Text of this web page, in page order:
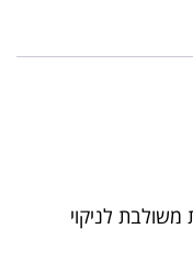
לניקוי